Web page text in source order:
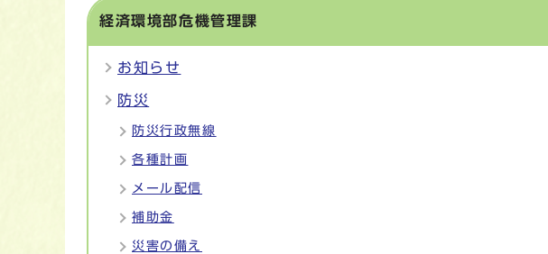
経済環境部危機管理課
お知らせ
防災
防災行政無線
各種計画
メール配信
補助金
災害の備え